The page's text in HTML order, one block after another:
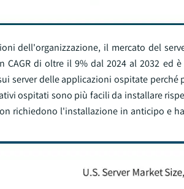
dell'organizzazione, il mercato del
CAGR di oltre il 9% dal 2024 al 2032
server delle applicazioni ospitate
ospitati sono più facili da installare
richiedono l'installazione in anticipo e